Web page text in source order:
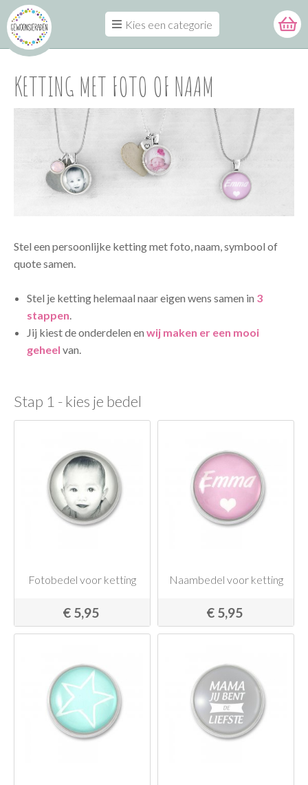
Kies een categorie
KETTING MET FOTO OF NAAM
Stel een persoonlijke ketting met foto, naam, symbool of
quote samen.
Stel je ketting helemaal naar eigen wens samen in 3
stappen.
Jij kiest de onderdelen enwij maken er een mooi
geheel van.
Stap 1 - kies je bedel
Fotobedel voor ketting
€ 5,95
Naambedel voor ketting
€ 5,95